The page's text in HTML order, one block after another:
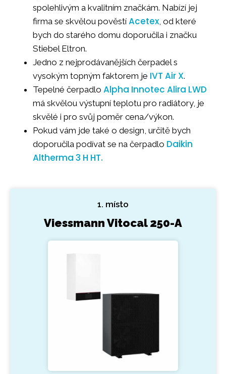
spolehlivým a kvalitním značkám. Nabízí jej
firma se skvělou pověstí Acetex, od které
bych do starého domu doporučila i značku
Stiebel Eltron.
Jedno z nejprodávanějších čerpadel s
vysokým topným faktorem je IVT Air X.
Tepelné čerpadlo Alpha Innotec Alira LWD
má skvělou výstupní teplotu pro radiátory, je
skvělé i pro svůj poměr cena/výkon.
Pokud vám jde také o design, určitě bych
doporučila podívat se na čerpadlo Daikin
Altherma 3 H HT.
1. místo
Viessmann Vitocal 250-A